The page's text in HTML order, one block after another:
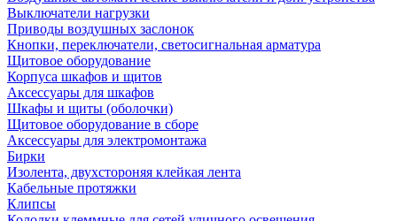
Выключатели нагрузки
Приводы воздушных заслонок
Кнопки, переключатели, светосигнальная арматура
Щитовое оборудование
Корпуса шкафов и щитов
Аксессуары для шкафов
Шкафы и щиты (оболочки)
Щитовое оборудование в сборе
Аксессуары для электромонтажа
Бирки
Изолента, двухстороняя клейкая лента
Кабельные протяжки
Клипсы